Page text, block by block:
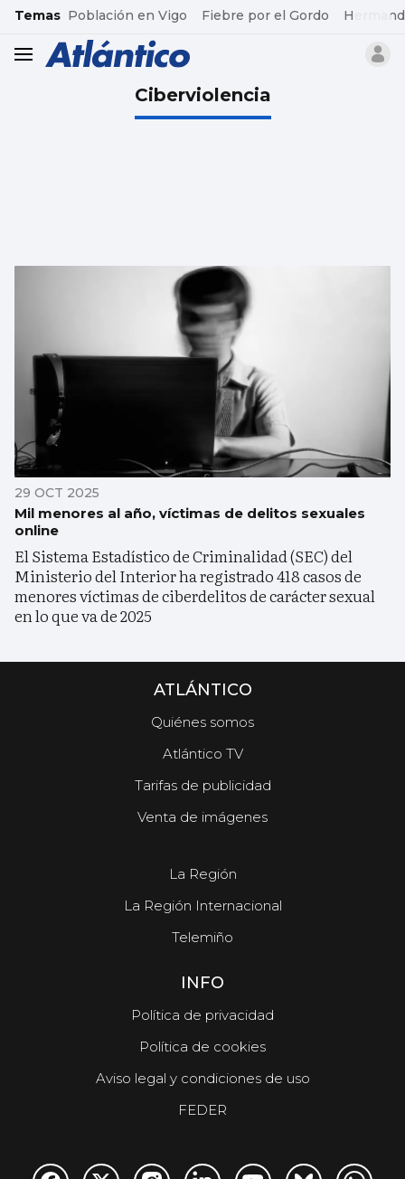
common.go-to-content
Temas Población en Vigo Fiebre por el Gordo
header.menu.open
Ciberviolencia
29 OCT 2025
Mil menores al año, víctimas de delitos sexuales
online
El Sistema Estadístico de Criminalidad (SEC) del
Ministerio del Interior ha registrado 418 casos de
menores víctimas de ciberdelitos de carácter sexual
en lo que va de 2025
ATLÁNTICO
Quiénes somos
Atlántico TV
Tarifas de publicidad
Venta de imágenes
La Región
La Región Internacional
Telemiño
INFO
Política de privacidad
Política de cookies
Aviso legal y condiciones de uso
FEDER